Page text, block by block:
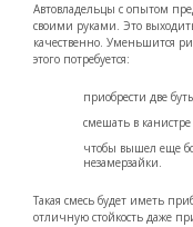
Автовладельцы с опытом
своими руками. Это
качественно. Уменьшится
этого потребуется:
приобрести две
смешать в
чтобы вышел еще
незамерзайки.
Такая смесь будет иметь
отличную стойкость даже